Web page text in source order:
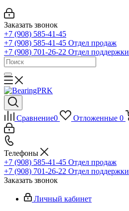
Заказать звонок
+7 (908) 585-41-45
+7 (908) 585-41-45 Отдел продаж
+7 (908) 701-26-22 Отдел поддержки
Сравнение0 Отложенные 0
Телефоны
+7 (908) 585-41-45 Отдел продаж
+7 (908) 701-26-22 Отдел поддержки
Заказать звонок
Личный кабинет